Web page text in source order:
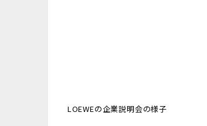
LOEWEの企業説明会の様子